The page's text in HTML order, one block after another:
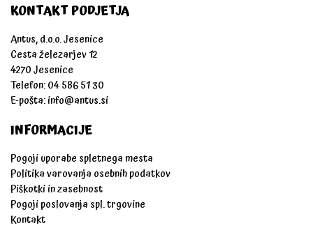
KONTAKT PODJETJA
Antus, d.o.o. Jesenice
Cesta železarjev 12
4270 Jesenice
Telefon: 04 586 51 30
E-pošta:info@antus.si
INFORMACIJE
Pogoji uporabe spletnega mesta
Politika varovanja osebnih podatkov
Piškotki in zasebnost
Pogoji poslovanja spl. trgovine
Kontakt